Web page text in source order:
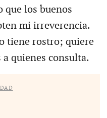
que los buenos
mi irreverencia.
tiene rostro; quiere
quienes consulta.